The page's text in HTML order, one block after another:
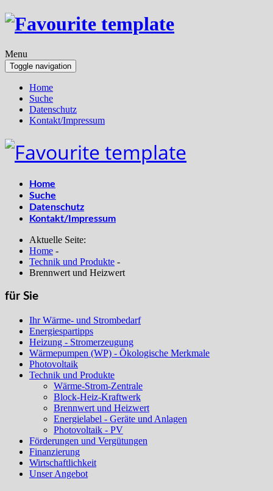
Menu
Toggle navigation
Home
Suche
Datenschutz
Kontakt/Impressum
Home
Suche
Datenschutz
Kontakt/Impressum
Aktuelle Seite:
Home -
Technik und Produkte -
Brennwert und Heizwert
für Sie
Ihr Wärme- und Strombedarf
Energiespartipps
Heizung - Stromerzeugung
Wärmepumpen (WP) - Ökologische Merkmale
Photovoltaik
Technik und Produkte
Wärme-Strom-Zentrale
Block-Heiz-Kraftwerk
Brennwert und Heizwert
Energielabel - Geräte und Anlagen
Photovoltaik - PV
Förderungen und Vergütungen
Finanzierung
Wirtschaftlichkeit
Unser Angebot